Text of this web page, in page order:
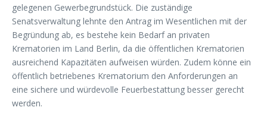
gelegenen Gewerbegrundstück. Die zuständige
Senatsverwaltung lehnte den Antrag im Wesentlichen mit der
Begründung ab, es bestehe kein Bedarf an privaten
Krematorien im Land Berlin, da die öffentlichen Krematorien
ausreichend Kapazitäten aufweisen würden. Zudem könne ein
öffentlich betriebenes Krematorium den Anforderungen an
eine sichere und würdevolle Feuerbestattung besser gerecht
werden.